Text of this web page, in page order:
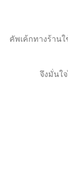
คัพเค้กทางร้านใ
จึงมั่นใ